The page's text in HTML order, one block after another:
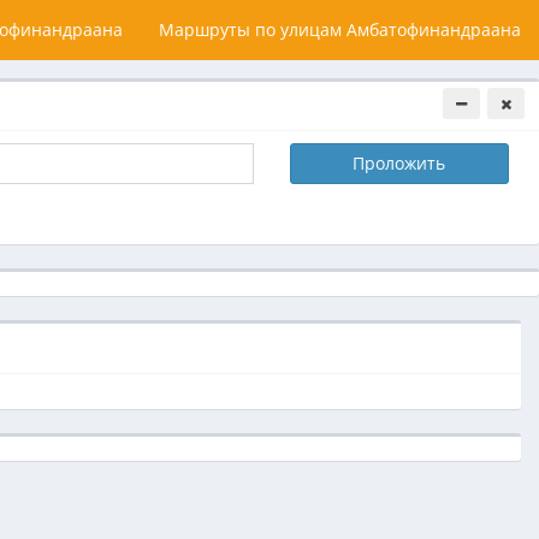
Маршруты по улицам Амбатофинандраана
Проложить